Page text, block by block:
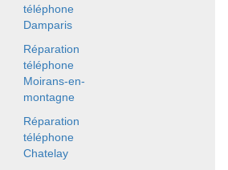
téléphone
Damparis
Réparation
téléphone
Moirans-en-
montagne
Réparation
téléphone
Chatelay